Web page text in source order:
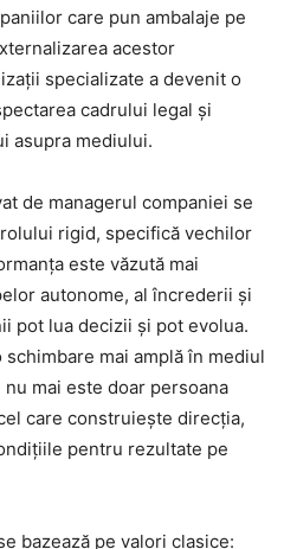
care pun ambalaje pe
acestor
specializate a devenit o
cadrului legal și
asupra mediului.
de managerul companiei se
rigid, specifică vechilor
este văzută mai
autonome, al încrederii și
pot lua decizii și pot evolua.
mai amplă în mediul
mai este doar persoana
care construiește direcția,
pentru rezultate pe
bazează pe valori clasice: